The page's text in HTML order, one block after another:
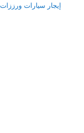
إيجار سيارات ورززات